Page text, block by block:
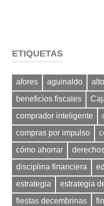
ETIQUETAS
afores aguinaldo
beneficios fiscales
comprador inteligente
compras por impulso
cómo ahorrar
disciplina financiera
estrategia
estrategia
fiestas decembrinas